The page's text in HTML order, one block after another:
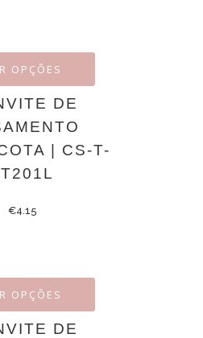
OPÇÕES
DE
| CS-T-
€4.15
OPÇÕES
DE